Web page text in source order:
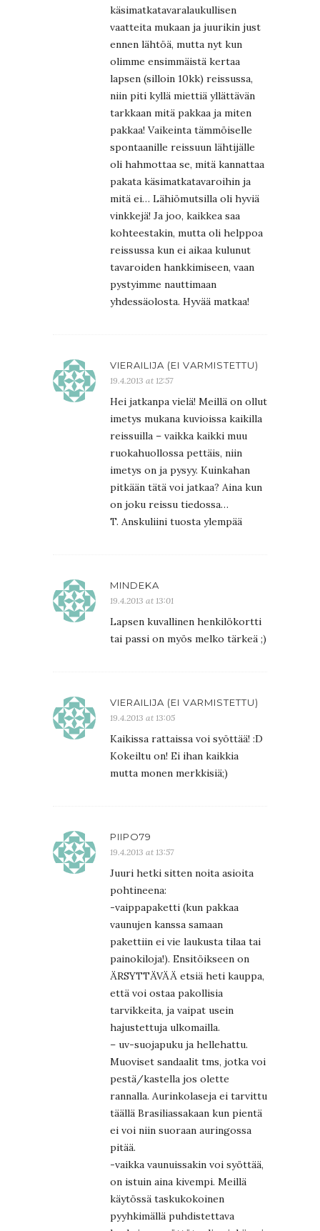
käsimatkatavaralaukullisen
vaatteita mukaan ja juurikin just
ennen lähtöä, mutta nyt kun
olimme ensimmäistä kertaa
lapsen (silloin 10kk) reissussa,
niin piti kyllä miettiä yllättävän
tarkkaan mitä pakkaa ja miten
pakkaa! Vaikeinta tämmöiselle
spontaanille reissuun lähtijälle
oli hahmottaa se, mitä kannattaa
pakata käsimatkatavaroihin ja
mitä ei… Lähiömutsilla oli hyviä
vinkkejä! Ja joo, kaikkea saa
kohteestakin, mutta oli helppoa
reissussa kun ei aikaa kulunut
tavaroiden hankkimiseen, vaan
pystyimme nauttimaan
yhdessäolosta. Hyvää matkaa!
VIERAILIJA (EI VARMISTETTU)
19.4.2013 at 12:57
Hei jatkanpa vielä! Meillä on ollut
imetys mukana kuvioissa kaikilla
reissuilla – vaikka kaikki muu
ruokahuollossa pettäis, niin
imetys on ja pysyy. Kuinkahan
pitkään tätä voi jatkaa? Aina kun
on joku reissu tiedossa…
T. Anskuliini tuosta ylempää
MINDEKA
19.4.2013 at 13:01
Lapsen kuvallinen henkilökortti
tai passi on myös melko tärkeä ;)
VIERAILIJA (EI VARMISTETTU)
19.4.2013 at 13:05
Kaikissa rattaissa voi syöttää! :D
Kokeiltu on! Ei ihan kaikkia
mutta monen merkkisiä;)
PIIPO79
19.4.2013 at 13:57
Juuri hetki sitten noita asioita
pohtineena:
-vaippapaketti (kun pakkaa
vaunujen kanssa samaan
pakettiin ei vie laukusta tilaa tai
painokiloja!). Ensitöikseen on
ÄRSYTTÄVÄÄ etsiä heti kauppa,
että voi ostaa pakollisia
tarvikkeita, ja vaipat usein
hajustettuja ulkomailla.
– uv-suojapuku ja hellehattu.
Muoviset sandaalit tms, jotka voi
pestä/kastella jos olette
rannalla. Aurinkolaseja ei tarvittu
täällä Brasiliassakaan kun pientä
ei voi niin suoraan auringossa
pitää.
-vaikka vaunuissakin voi syöttää,
on istuin aina kivempi. Meillä
käytössä taskukokoinen
pyyhkimällä puhdistettava